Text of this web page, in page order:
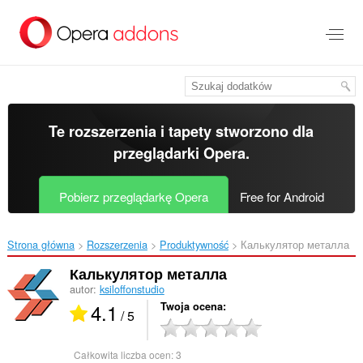
treści
Te rozszerzenia i tapety stworzono dla
przeglądarki Opera.
Pobierz przeglądarkę Opera Free for Android
Strona główna Rozszerzenia Produktywność Калькулятор металла‎
Калькулятор металла
autor: ksiloffonstudio
4.1 / 5 Twoja ocena
Całkowita liczba ocen:3